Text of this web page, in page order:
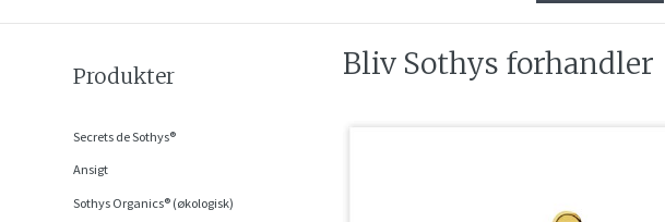
Produkter
Secrets de Sothys®
Ansigt
Sothys Organics® (økologisk)
Bliv Sothys forhandler